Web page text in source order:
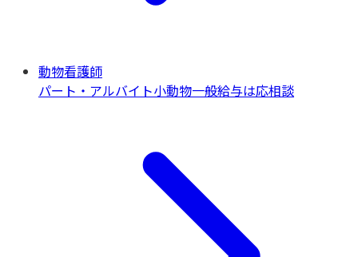
動物看護師
パート・アルバイト小動物一般給与は応相談